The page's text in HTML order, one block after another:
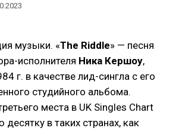
музыки. «The Riddle» — песня
исполнителя Ника Кершоу,
г. в качестве лид-сингла с его
студийного альбома.
места в UK Singles Chart
в таких странах, как